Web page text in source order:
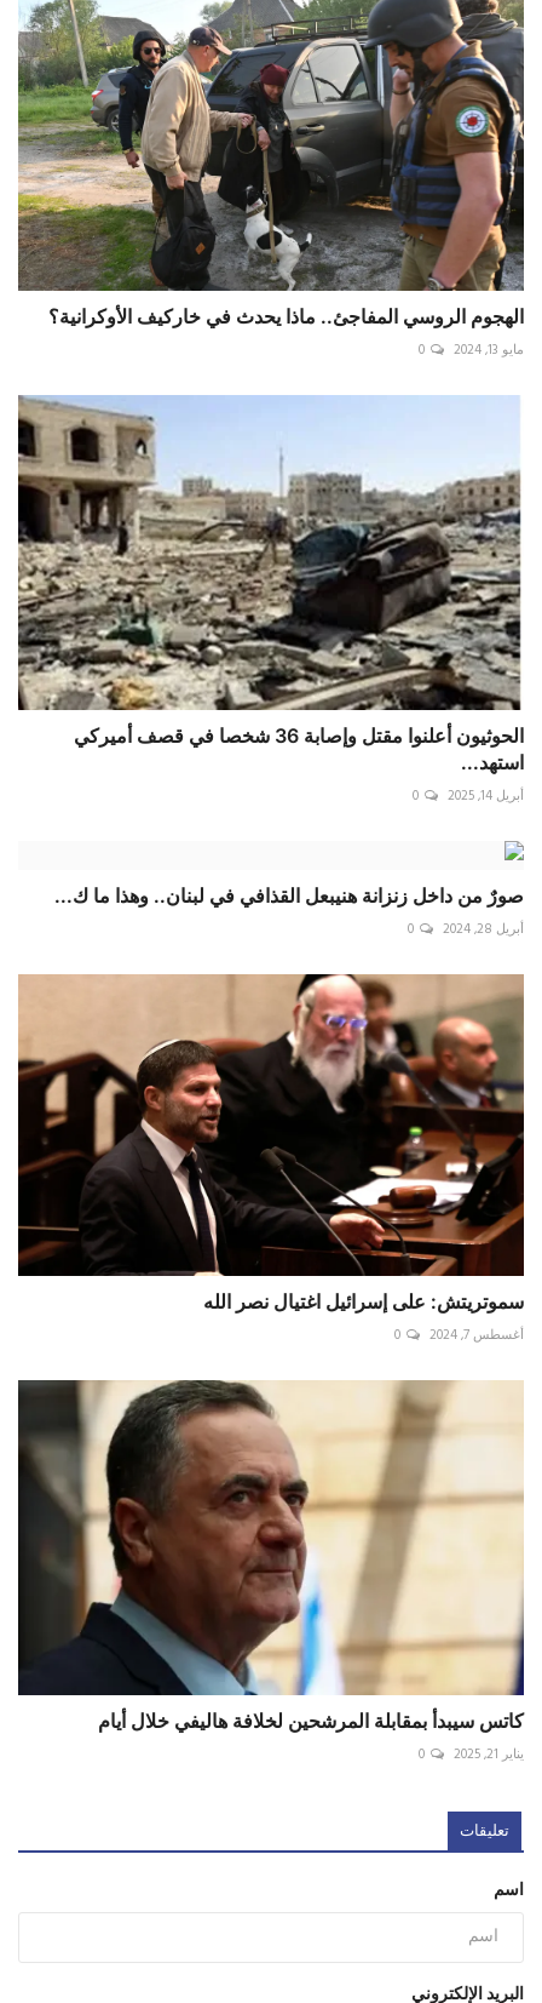
الهجوم الروسي المفاجئ.. ماذا يحدث في خاركيف الأوكرانية؟
مايو 13, 2024 0
الحوثيون أعلنوا مقتل وإصابة 36 شخصا في قصف أميركي
استهد...
أبريل 14, 2025 0
صورٌ من داخل زنزانة هنيبعل القذافي في لبنان.. وهذا ما ك...
أبريل 28, 2024 0
سموتريتش: على إسرائيل اغتيال نصر الله
أغسطس 7, 2024 0
كاتس سيبدأ بمقابلة المرشحين لخلافة هاليفي خلال أيام
يناير 21, 2025 0
تعليقات
اسم
البريد الإلكتروني